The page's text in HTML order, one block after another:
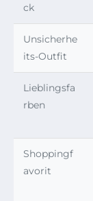
ck
Unsicherhe
its-Outfit
Lieblingsfa
rben
Shoppingf
avorit